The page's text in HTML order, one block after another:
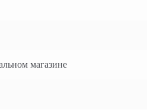
магазине